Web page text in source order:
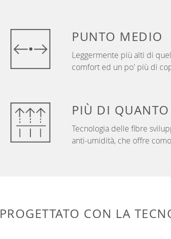
PUNTO MEDIO
Leggermente più alti di
comfort ed un po' più di
PIÙ DI
Tecnologia delle fibre
anti-umidità, che offre
PROGETTATO CON LA